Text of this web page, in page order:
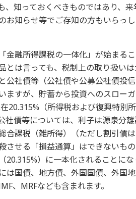
、知っておくべきものではあり、
お知らせ等でご存知の方もいらっ
金融所得課税の一体化」が始まるこ
とは言っても、税制上の取り扱い
公社債等（公社債や公募公社債投
ますが、貯蓄から投資へのスロー
20.315%（所得税および復興特別
社債等については、利子は源泉分
合課税（雑所得）（ただし割引債
させる「損益通算」はできないもの
20.315%）に一本化されることに
は国債、地方債、外国国債、外国
、MRFなども含まれます。